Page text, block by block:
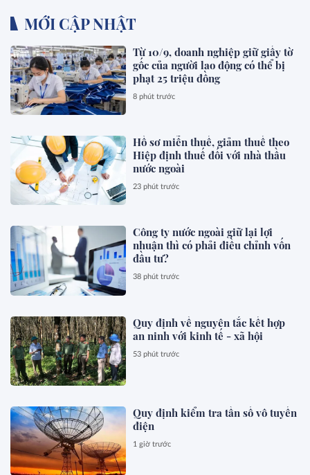
MỚI CẬP NHẬT
Từ 10/9, doanh nghiệp giữ giấy tờ
gốc của người lao động có thể bị
phạt 25 triệu đồng
8 phút trước
Hồ sơ miễn thuế, giảm thuế theo
Hiệp định thuế đối với nhà thầu
nước ngoài
23 phút trước
Công ty nước ngoài giữ lại lợi
nhuận thì có phải điều chỉnh vốn
đầu tư?
38 phút trước
Quy định về nguyên tắc kết hợp
an ninh với kinh tế - xã hội
53 phút trước
Quy định kiểm tra tần số vô tuyến
điện
1 giờ trước